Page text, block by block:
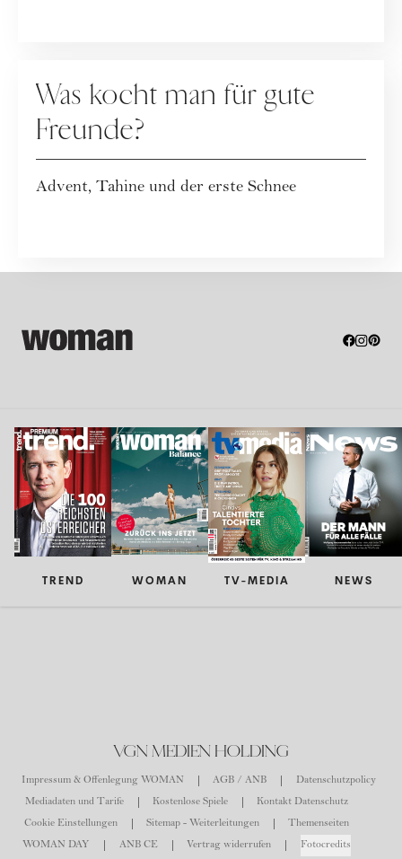
Was kocht man für gute
Freunde?
Advent, Tahine und der erste Schnee
TREND WOMAN TV-MEDIA NEWS
VGN MEDIEN HOLDING
Impressum & Offenlegung WOMAN AGB / ANB
Datenschutzpolicy
Mediadaten und Tarife
Kostenlose Spiele
Kontakt Datenschutz
Cookie Einstellungen
Sitemap - Weiterleitungen
Themenseiten
WOMAN DAY
ANB CE Vertrag widerrufen Fotocredits